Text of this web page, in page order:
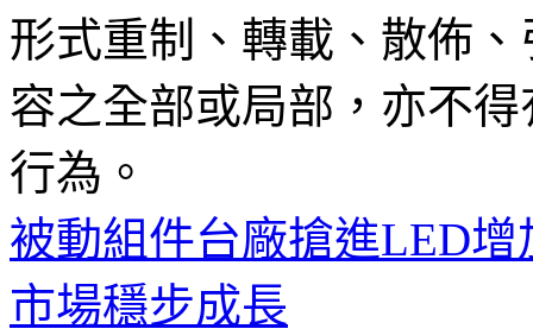
形式重制、轉載、散佈
容之全部或局部，亦不
行為。
被動組件台廠搶進LED增
市場穩步成長